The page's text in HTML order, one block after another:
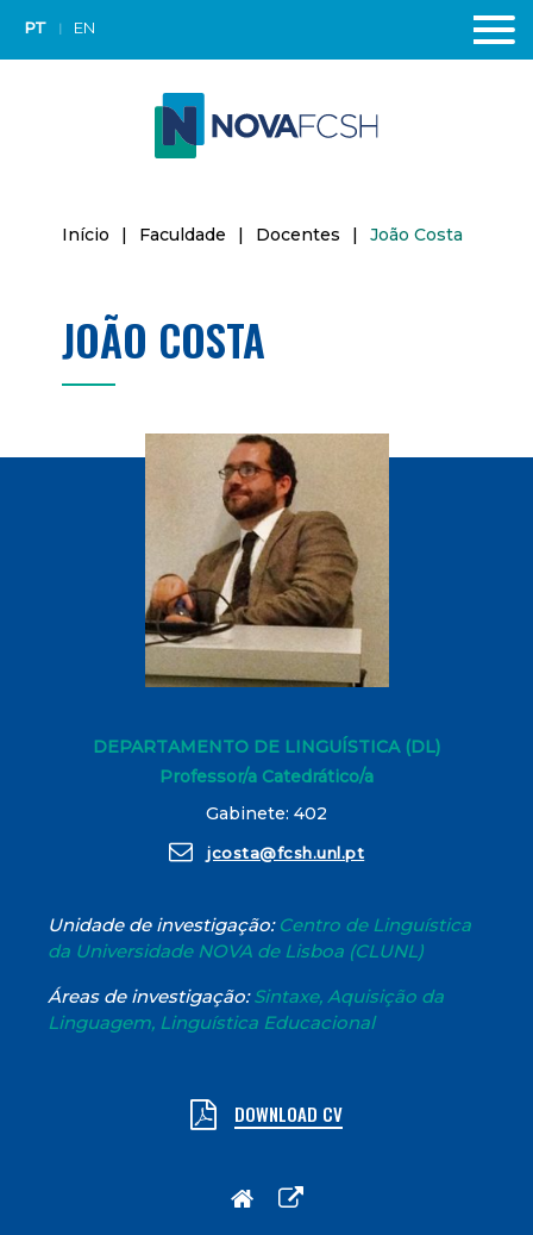
PT EN
Início | Faculdade | Docentes | João Costa
JOÃO COSTA
DEPARTAMENTO DE LINGUÍSTICA (DL)
Professor/a Catedrático/a
Gabinete: 402
jcosta@fcsh.unl.pt
Unidade de investigação: Centro de Linguística
da Universidade NOVA de Lisboa (CLUNL)
Áreas de investigação:Sintaxe, Aquisição da
Linguagem, Linguística Educacional
DOWNLOAD CV